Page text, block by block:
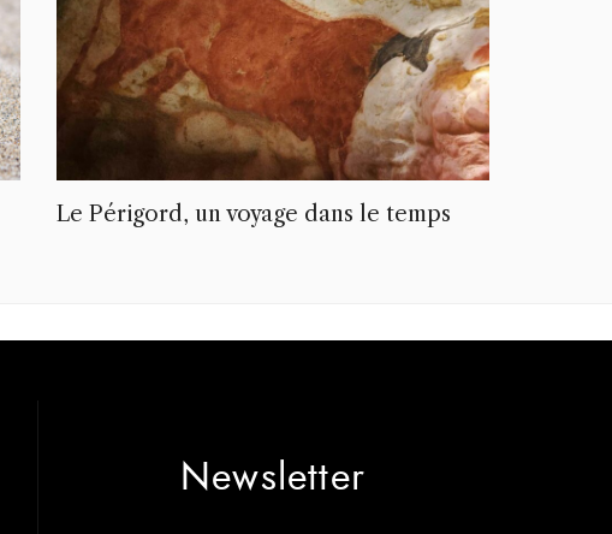
Le Périgord, un voyage dans le temps
Newsletter